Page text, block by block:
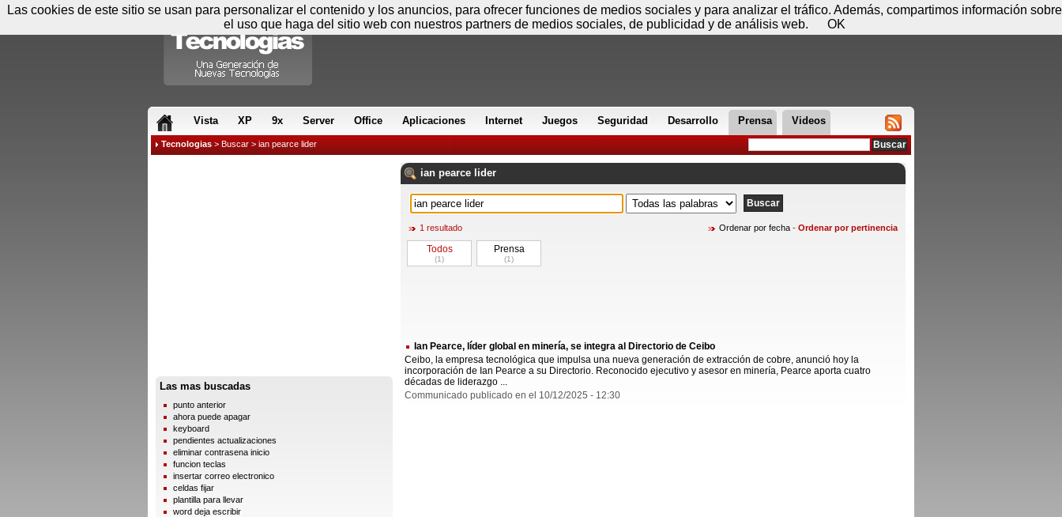
Vista XP 9x Server Office Aplicaciones Internet Juegos Seguridad Desarrollo Prensa Videos
Tecnologias > Buscar > ian pearce lider
Las mas buscadas
punto anterior
ahora puede apagar
keyboard
pendientes actualizaciones
eliminar contrasena inicio
funcion teclas
insertar correo electronico
celdas fijar
plantilla para llevar
word deja escribir
ian pearce lider
1 resultado Ordenar por fecha - Ordenar por pertinencia
Todos
(1)
Prensa
(1)
Ian Pearce, líder global en minería, se integra al Directorio de Ceibo
Ceibo, la empresa tecnológica que impulsa una nueva generación de extracción de cobre, anunció hoy la
incorporación de Ian Pearce a su Directorio. Reconocido ejecutivo y asesor en minería, Pearce aporta cuatro
décadas de liderazgo ...
Communicado publicado en el 10/12/2025 - 12:30
Domingo 09 de agosto - 14:58 Registrar Conectar
Las cookies de este sitio se usan para personalizar el contenido y los anuncios, para ofrecer funciones de medios sociales y para analizar el tráfico. Además, compartimos información sobre
el uso que haga del sitio web con nuestros partners de medios sociales, de publicidad y de análisis web.
OK